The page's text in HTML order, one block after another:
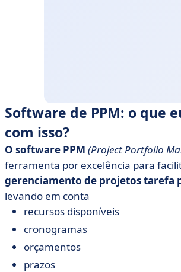
Software de PPM: o que
com isso?
O software PPM (Project Portfolio
ferramenta por excelência para
gerenciamento de projetos tarefa
levando em conta
recursos disponíveis
cronogramas
orçamentos
prazos